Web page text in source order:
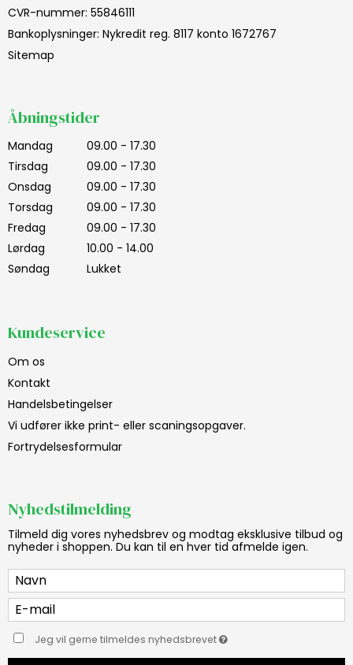
CVR-nummer: 55846111
Bankoplysninger: Nykredit reg. 8117 konto 1672767
Sitemap
Åbningstider
Mandag
09.00 - 17.30
Tirsdag
09.00 - 17.30
Onsdag
09.00 - 17.30
Torsdag
09.00 - 17.30
Fredag
09.00 - 17.30
Lørdag
10.00 - 14.00
Søndag
Lukket
Kundeservice
Om os
Kontakt
Handelsbetingelser
Vi udfører ikke print- eller scaningsopgaver.
Fortrydelsesformular
Nyhedstilmelding
Tilmeld dig vores nyhedsbrev og modtag eksklusive tilbud og
nyheder i shoppen. Du kan til en hver tid afmelde igen.
Jeg vil gerne tilmeldes nyhedsbrevet